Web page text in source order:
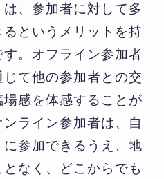
、参加者に対して多
というメリットを持
。オフライン参加者
て他の参加者との交
感を体感することが
ライン参加者は、自
参加できるうえ、地
なく、どこからでも